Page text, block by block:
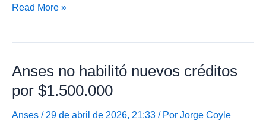
Manuel
no
vuelven
los
Créditos
Read More »
Anses no habilitó nuevos créditos
por $1.500.000
Anses / 29 de abril de 2026, 21:33 / Por Jorge Coyle